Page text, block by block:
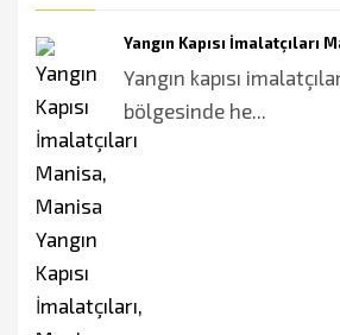
Yangın Kapısı İmalatçıları
Yangın kapısı
bölgesinde he...